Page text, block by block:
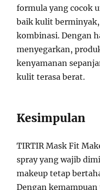
formula yang cocok
baik kulit
kombinasi. Dengan
menyegarkan,
kenyamanan
kulit terasa berat.
Kesimpulan
TIRTIR Mask Fit
spray yang wajib
makeup tetap
Dengan